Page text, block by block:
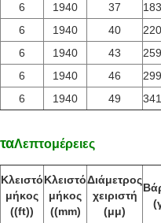
6 1940 37
6 1940 40
6 1940 43
6 1940 46
6 1940 49
Κλειστό
μήκος
Κλειστό
μήκος
Διάμετρος
χειριστή